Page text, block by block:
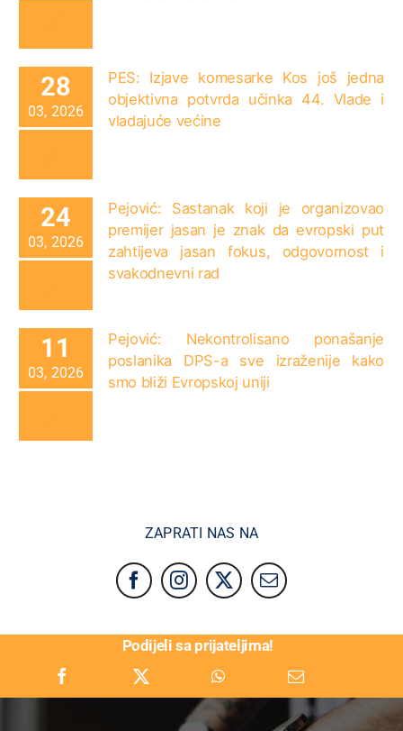
28
03, 2026
PES: Izjave komesarke Kos još jedna
objektivna potvrda učinka 44. Vlade i
vladajuće većine
24
03, 2026
Pejović: Sastanak koji je organizovao
premijer jasan je znak da evropski put
zahtijeva jasan fokus, odgovornost i
svakodnevni rad
11
03, 2026
Pejović: Nekontrolisano ponašanje
poslanika DPS-a sve izraženije kako
smo bliži Evropskoj uniji
ZAPRATI NAS NA
Podijeli sa prijateljima!